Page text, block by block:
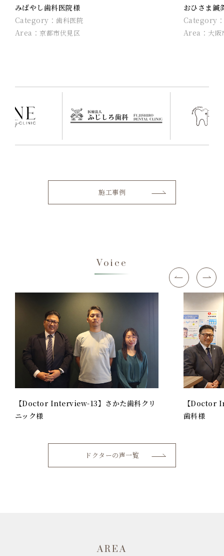
みばやし歯科医院様
Category：歯科医院
Area：京都市伏見区
おひさま鍼
Category
Area： 大阪
施工事例
Voice
【Doctor Interview-13】さかた歯科クリ
ニック様
【Doctor
歯科様
ドクターの声一覧
AREA